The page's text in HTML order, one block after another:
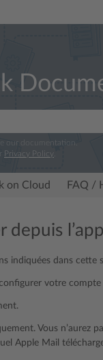
our documentation.
Privacy Policy
on Cloud FAQ /
depuis
indiquées dans
votre
Vous n’aurez
Apple Mail